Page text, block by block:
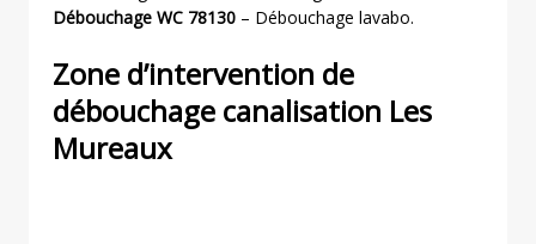
Débouchage WC 78130 – Débouchage lavabo.
Zone d’intervention de
débouchage canalisation Les
Mureaux